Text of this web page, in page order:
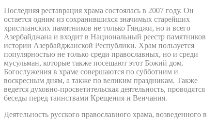
Последняя реставрация храма состоялась в 2007 году. Он
остается одним из сохранившихся значимых старейших
христианских памятников не только Гянджи, но и всего
Азербайджана и входит в Национальный реестр памятников
истории Азербайджанской Республики. Храм пользуется
популярностью не только среди православных, но и среди
мусульман, которые также посещают этот Божий дом.
Богослужения в храме совершаются по субботним и
воскресным дням, а также по великим праздникам. Также
ведется духовно-просветительская деятельность, проводятся
беседы перед таинствами Крещения и Венчания.
Деятельность русского православного храма, возведенного в